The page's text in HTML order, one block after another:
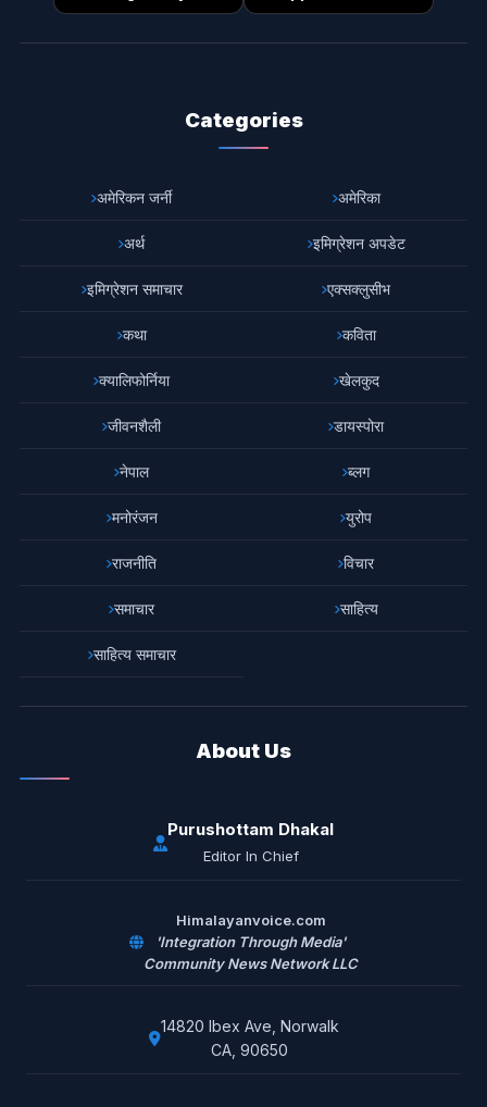
Categories
अमेरिकन जर्नी अमेरिका
अर्थ इमिग्रेशन अपडेट
इमिग्रेशन समाचार एक्सक्लुसीभ
कथा कविता
क्यालिफोर्निया खेलकुद
जीवनशैली डायस्पोरा
नेपाल ब्लग
मनोरंजन युरोप
राजनीति विचार
समाचार साहित्य
साहित्य समाचार
About Us
Purushottam Dhakal
Editor In Chief
Himalayanvoice.com
'Integration Through Media'
Community News Network LLC
14820 Ibex Ave, Norwalk
CA, 90650